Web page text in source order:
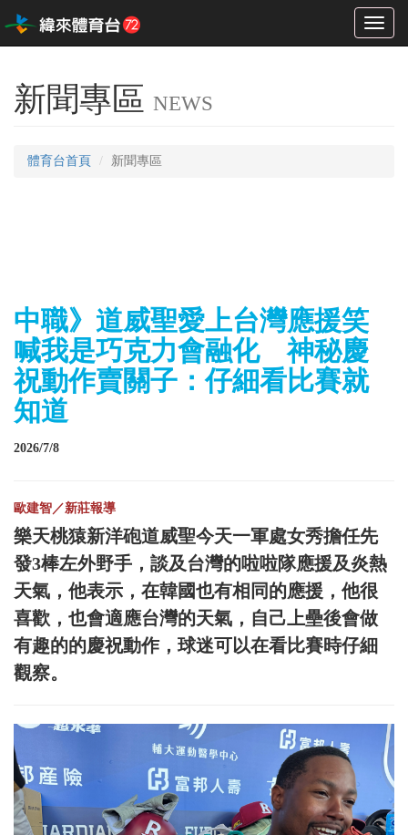
Toggle
新聞專區 NEWS
體育台首頁 新聞專區
中職》道威聖愛上台灣應援笑
喊我是巧克力會融化 神秘慶
祝動作賣關子：仔細看比賽就
知道
2026/7/8
歐建智／新莊報導
樂天桃猿新洋砲道威聖今天一軍處女秀擔任先
發3棒左外野手，談及台灣的啦啦隊應援及炎熱
天氣，他表示，在韓國也有相同的應援，他很
喜歡，也會適應台灣的天氣，自己上壘後會做
有趣的的慶祝動作，球迷可以在看比賽時仔細
觀察。